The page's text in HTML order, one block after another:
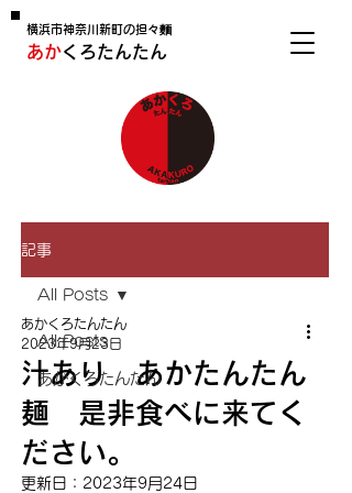
横浜市神奈川新町の担々麵
あかくろたんたん
記事
All Posts
あかくろたんたん
All Posts
汁あり あかたんたん
麺 是非食べに来てく
ださい。
あかくろたんたん
2023年9月23日
更新日： 2023年9月24日